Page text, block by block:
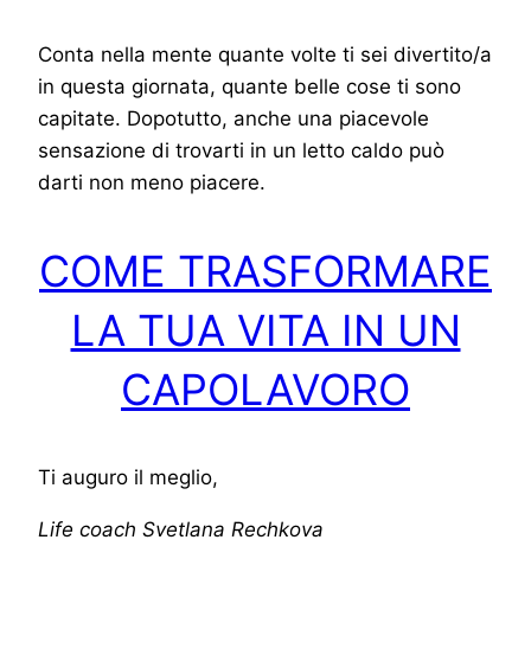
Conta nella mente quante volte ti sei divertito/a
in questa giornata, quante belle cose ti sono
capitate. Dopotutto, anche una piacevole
sensazione di trovarti in un letto caldo può
darti non meno piacere.
COME TRASFORMARE
LA TUA VITA IN UN
CAPOLAVORO
Ti auguro il meglio,
Life coach Svetlana Rechkova